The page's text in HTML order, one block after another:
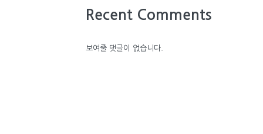
Recent Comments
보여줄 댓글이 없습니다.